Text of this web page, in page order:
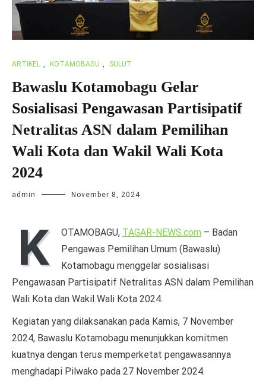
ARTIKEL , KOTAMOBAGU , SULUT
Bawaslu Kotamobagu Gelar
Sosialisasi Pengawasan Partisipatif
Netralitas ASN dalam Pemilihan
Wali Kota dan Wakil Wali Kota
2024
admin November 8, 2024
K OTAMOBAGU, TAGAR-NEWS.com – Badan
Pengawas Pemilihan Umum (Bawaslu)
Kotamobagu menggelar sosialisasi
Pengawasan Partisipatif Netralitas ASN dalam Pemilihan
Wali Kota dan Wakil Wali Kota 2024.
Kegiatan yang dilaksanakan pada Kamis, 7 November
2024, Bawaslu Kotamobagu menunjukkan komitmen
kuatnya dengan terus memperketat pengawasannya
menghadapi Pilwako pada 27 November 2024.